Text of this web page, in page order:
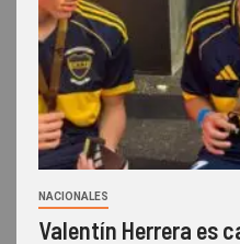
NACIONALES
Valentín Herrera es